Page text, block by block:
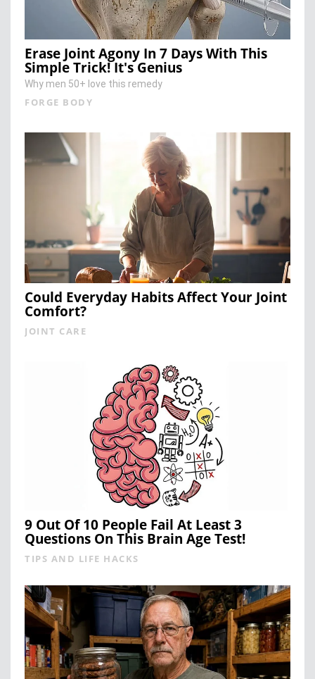
Erase Joint Agony In 7 Days With This
Simple Trick! It's Genius
Why men 50+ love this remedy
FORGE BODY
Could Everyday Habits Affect Your Joint
Comfort?
JOINT CARE
9 Out Of 10 People Fail At Least 3
Questions On This Brain Age Test!
TIPS AND LIFE HACKS